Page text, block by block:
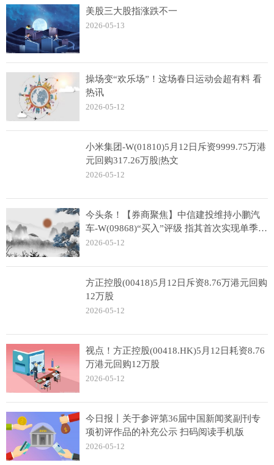
美股三大股指涨跌不一
2026-05-13
操场变“欢乐场”！这场春日运动会超有料 看
热讯
2026-05-12
小米集团-W(01810)5月12日斥资9999.75万港
元回购317.26万股|热文
2026-05-12
今头条！【券商聚焦】中信建投维持小鹏汽
车-W(09868)“买入”评级 指其首次实现单季盈
利
2026-05-12
方正控股(00418)5月12日斥资8.76万港元回购
12万股
2026-05-12
视点！方正控股(00418.HK)5月12日耗资8.76
万港元回购12万股
2026-05-12
今日报丨关于参评第36届中国新闻奖副刊专
项初评作品的补充公示 扫码阅读手机版
2026-05-12